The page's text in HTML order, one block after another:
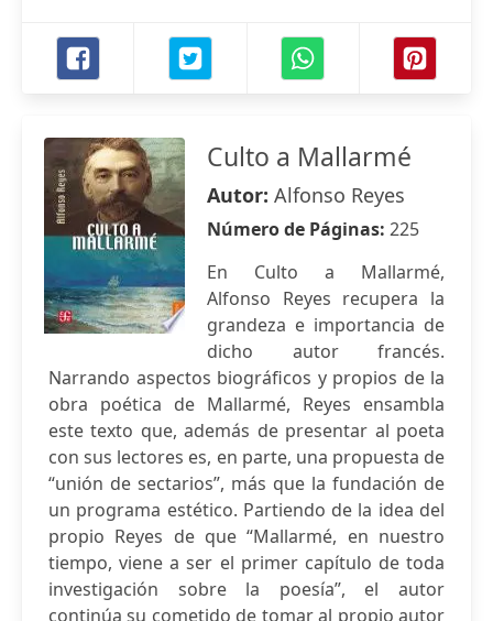
Culto a Mallarmé
Autor: Alfonso Reyes
Número de Páginas: 225
En Culto a Mallarmé,
Alfonso Reyes recupera la
grandeza e importancia de
dicho autor francés.
Narrando aspectos biográficos y propios de la
obra poética de Mallarmé, Reyes ensambla
este texto que, además de presentar al poeta
con sus lectores es, en parte, una propuesta de
“unión de sectarios”, más que la fundación de
un programa estético. Partiendo de la idea del
propio Reyes de que “Mallarmé, en nuestro
tiempo, viene a ser el primer capítulo de toda
investigación sobre la poesía”, el autor
continúa su cometido de tomar al propio autor